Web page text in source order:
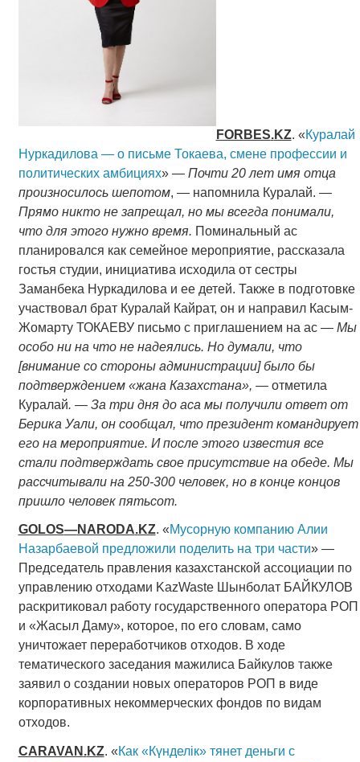
FORBES.KZ. «Куралай
Нуркадилова — о письме Токаева, смене профессии и
политических амбициях» — Почти 20 лет имя отца
произносилось шепотом, — напомнила Куралай. —
Прямо никто не запрещал, но мы всегда понимали,
что для этого нужно время. Поминальный ас
планировался как семейное мероприятие, рассказала
гостья студии, инициатива исходила от сестры
Заманбека Нуркадилова и ее детей. Также в подготовке
участвовал брат Куралай Кайрат, он и направил Касым-
Жомарту ТОКАЕВУ письмо с приглашением на ас — Мы
особо ни на что не надеялись. Но думали, что
[внимание со стороны администрации] было бы
подтверждением «жана Казахстана», — отметила
Куралай. — За три дня до аса мы получили ответ от
Берика Уали, он сообщал, что президент командирует
его на мероприятие. И после этого известия все
стали подтверждать свое присутствие на обеде. Мы
рассчитывали на 250-300 человек, но в конце концов
пришло человек пятьсот.
GOLOS—NARODA.KZ. «Мусорную компанию Алии
Назарбаевой предложили поделить на три части» —
Председатель правления казахстанской ассоциации по
управлению отходами KazWaste Шынболат БАЙКУЛОВ
раскритиковал работу государственного оператора РОП
и «Жасыл Даму», которое, по его словам, само
уничтожает переработчиков отходов. В ходе
тематического заседания мажилиса Байкулов также
заявил о создании новых операторов РОП в виде
корпоративных некоммерческих фондов по видам
отходов.
CARAVAN .KZ. «Как «Күнделік» тянет деньги с